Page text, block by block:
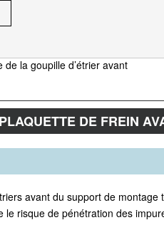
la goupille d’étrier avant
DE FREIN
avant du support de montage
le risque de pénétration des